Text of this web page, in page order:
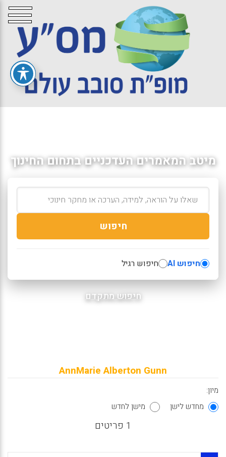
מיטב המאמרים העדכניים בתחום החינוך
חיפוש
חיפוש AI חיפוש רגיל
חיפוש מתקדם
AnnMarie Alberton Gunn
מיון:
מחדש לישן
מישן לחדש
1 פריטים